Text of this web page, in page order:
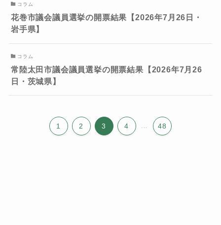
コラム
花巻市議会議員選挙の開票結果【2026年7月26日・
岩手県】
コラム
常陸太田市議会議員選挙の開票結果【2026年7月26
日・茨城県】
1 2 3 4 48